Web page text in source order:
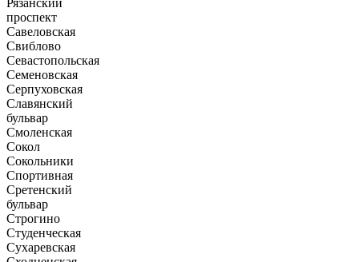
проспект
Савеловская
Свиблово
Севастопольская
Семеновская
Серпуховская
Славянский
бульвар
Смоленская
Сокол
Сокольники
Спортивная
Сретенский
бульвар
Строгино
Студенческая
Сухаревская